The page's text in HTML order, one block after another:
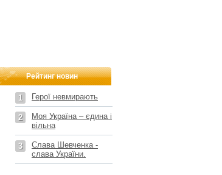
Рейтинг новин
1 Герої невмирають
2
Моя Україна – єдина і
вільна
3
Слава Шевченка -
слава України.